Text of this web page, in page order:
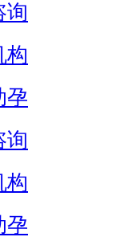
询
构
孕
询
构
孕